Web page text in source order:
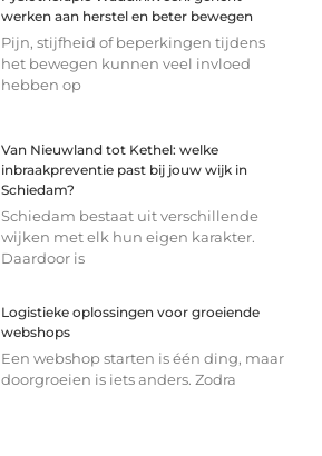
werken aan herstel en beter bewegen
Pijn, stijfheid of beperkingen tijdens
het bewegen kunnen veel invloed
hebben op
Van Nieuwland tot Kethel: welke
inbraakpreventie past bij jouw wijk in
Schiedam?
Schiedam bestaat uit verschillende
wijken met elk hun eigen karakter.
Daardoor is
Logistieke oplossingen voor groeiende
webshops
Een webshop starten is één ding, maar
doorgroeien is iets anders. Zodra